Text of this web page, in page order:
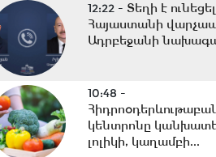
12:22 - Տեղի է ունեցել
Հայաստանի
Ադրբեջանի
10:48 -
կենտրոնը
լոլիկի, կաղամբի...